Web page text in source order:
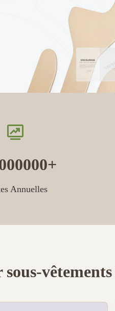
Annuelles